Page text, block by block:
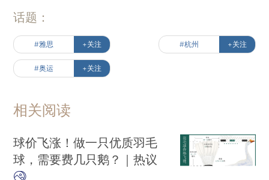
话题：
#雅思 +关注 #杭州 +关注
#奥运 +关注
相关阅读
球价飞涨！做一只优质羽毛
球，需要费几只鹅？｜热议